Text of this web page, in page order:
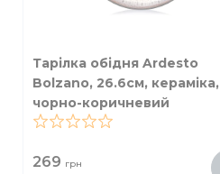
Тарілка обідня Ardesto
Bolzano, 26.6см, кераміка,
чорно-коричневий
269 грн